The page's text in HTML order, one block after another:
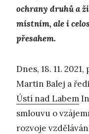
ochrany druhů a
místním, ale i
přesahem.
Dnes, 18. 11.
Martin Balej a
Ústí nad Labem
smlouvu o
rozvoje